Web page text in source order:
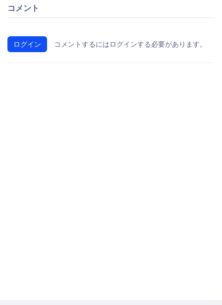
コメント
ログイン コメントするにはログインする必要があります。